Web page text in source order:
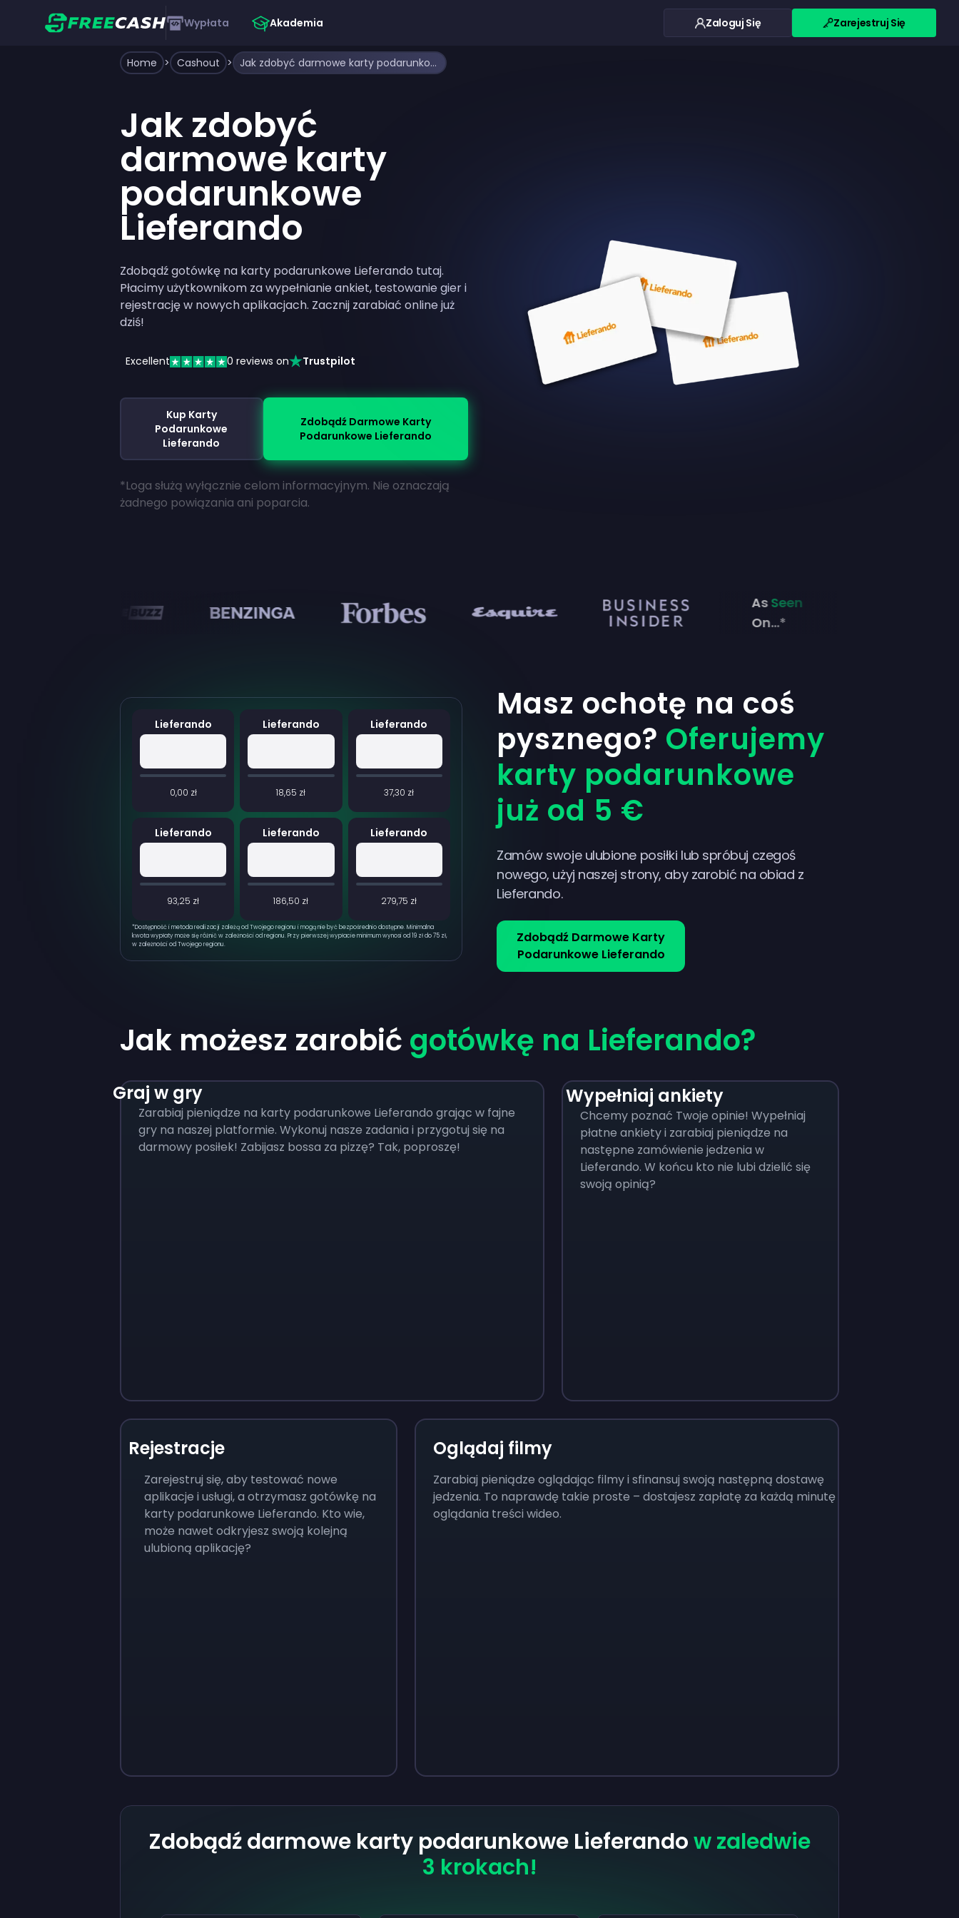
Wypłata Akademia Zaloguj Się Zarejestruj Się
Home > Cashout > Jak zdobyć darmowe karty podarunkowe Lieferando
Jak zdobyć
darmowe karty
podarunkowe
Lieferando
Zdobądź gotówkę na karty podarunkowe Lieferando tutaj.
Płacimy użytkownikom za wypełnianie ankiet, testowanie gier i
rejestrację w nowych aplikacjach. Zacznij zarabiać online już
dziś!
Excellent 0 reviews on Trustpilot
Kup Karty
Podarunkowe
Lieferando
Zdobądź Darmowe Karty
Podarunkowe Lieferando
*Loga służą wyłącznie celom informacyjnym. Nie oznaczają
żadnego powiązania ani poparcia.
AsSeen
On...*
Lieferando
0,00 zł
Lieferando
18,65 zł
Lieferando
37,30 zł
Lieferando
93,25 zł
Lieferando
186,50 zł
Lieferando
279,75 zł
*Dostępność i metoda realizacji zależą od Twojego regionu i mogą nie być bezpośrednio dostępne. Minimalna
kwota wypłaty może się różnić w zależności od regionu. Przy pierwszej wypłacie minimum wynosi od 19 zł do 75 zł,
w zależności od Twojego regionu.
Masz ochotę na coś
pysznego? Oferujemy
karty podarunkowe
już od 5 €
Zamów swoje ulubione posiłki lub spróbuj czegoś
nowego, użyj naszej strony, aby zarobić na obiad z
Lieferando.
Zdobądź Darmowe Karty
Podarunkowe Lieferando
Jak możesz zarobić gotówkę na Lieferando?
Graj w gry
Zarabiaj pieniądze na karty podarunkowe Lieferando grając w fajne
gry na naszej platformie. Wykonuj nasze zadania i przygotuj się na
darmowy posiłek! Zabijasz bossa za pizzę? Tak, poproszę!
Wypełniaj ankiety
Chcemy poznać Twoje opinie! Wypełniaj
płatne ankiety i zarabiaj pieniądze na
następne zamówienie jedzenia w
Lieferando. W końcu kto nie lubi dzielić się
swoją opinią?
Rejestracje
Zarejestruj się, aby testować nowe
aplikacje i usługi, a otrzymasz gotówkę na
karty podarunkowe Lieferando. Kto wie,
może nawet odkryjesz swoją kolejną
ulubioną aplikację?
Oglądaj filmy
Zarabiaj pieniądze oglądając filmy i sfinansuj swoją następną dostawę
jedzenia. To naprawdę takie proste – dostajesz zapłatę za każdą minutę
oglądania treści wideo.
Zdobądź darmowe karty podarunkowe Lieferandow zaledwie
3 krokach!